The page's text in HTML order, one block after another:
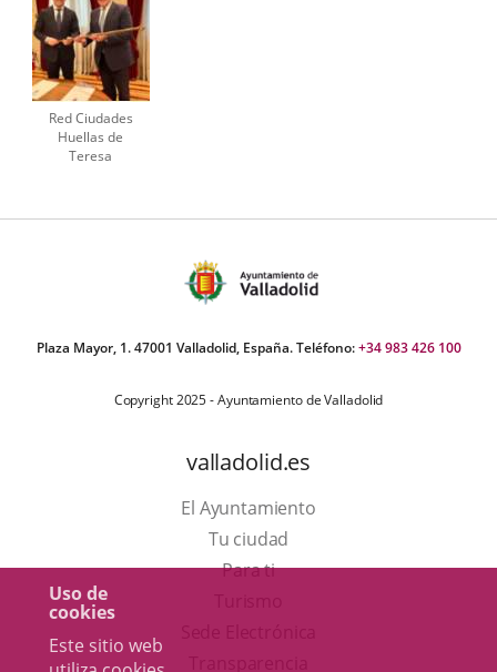
Uso de
cookies
Este sitio web
Red Ciudades
Huellas de
Teresa
Plaza Mayor, 1. 47001 Valladolid, España. Teléfono:+34 983 426 100
Copyright 2025 - Ayuntamiento de Valladolid
valladolid.es
El Ayuntamiento
Tu ciudad
Para ti